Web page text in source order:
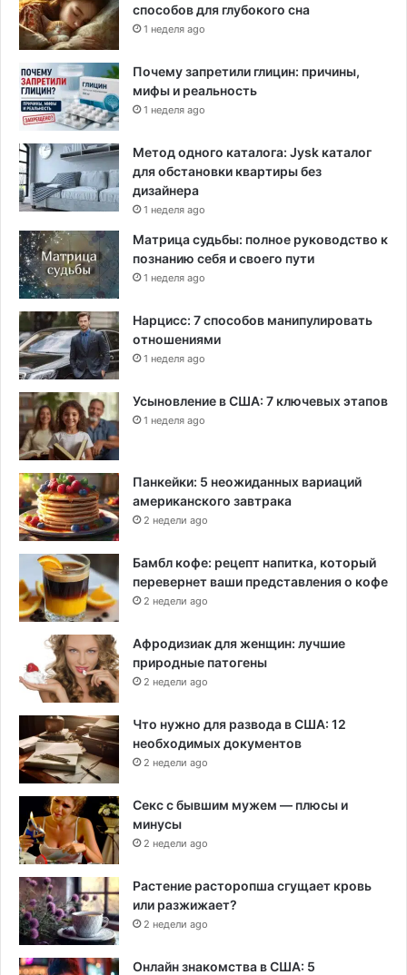
способов для глубокого сна
1 неделя ago
Почему запретили глицин: причины,
мифы и реальность
1 неделя ago
Метод одного каталога: Jysk каталог
для обстановки квартиры без
дизайнера
1 неделя ago
Матрица судьбы: полное руководство к
познанию себя и своего пути
1 неделя ago
Нарцисс: 7 способов манипулировать
отношениями
1 неделя ago
Усыновление в США: 7 ключевых этапов
1 неделя ago
Панкейки: 5 неожиданных вариаций
американского завтрака
2 недели ago
Бамбл кофе: рецепт напитка, который
перевернет ваши представления о кофе
2 недели ago
Афродизиак для женщин: лучшие
природные патогены
2 недели ago
Что нужно для развода в США: 12
необходимых документов
2 недели ago
Секс с бывшим мужем — плюсы и
минусы
2 недели ago
Растение расторопша сгущает кровь
или разжижает?
2 недели ago
Онлайн знакомства в США: 5